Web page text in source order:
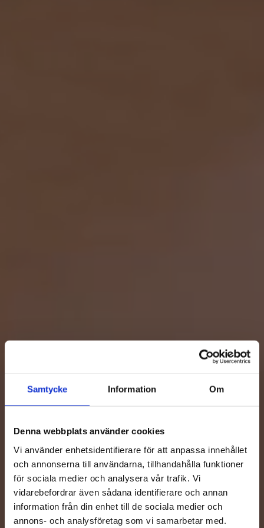
Samtycke Information Om
Denna webbplats använder cookies
Vi använder enhetsidentifierare för att anpassa innehållet
och annonserna till användarna, tillhandahålla funktioner
för sociala medier och analysera vår trafik. Vi
vidarebefordrar även sådana identifierare och annan
information från din enhet till de sociala medier och
annons- och analysföretag som vi samarbetar med.
Nordens marknadsledande leverantör